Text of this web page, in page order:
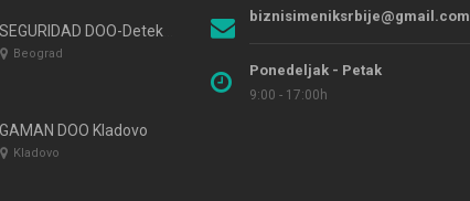
Beograd
GAMAN DOO Kladovo
Kladovo
biznisimeniksrbije@gmail.com
Ponedeljak - Petak
9:00 - 17:00h